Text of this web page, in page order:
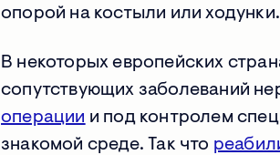
опорой на костыли или ходунки.
В некоторых европейских
сопутствующих заболеваний
операции и под контролем
знакомой среде. Так что